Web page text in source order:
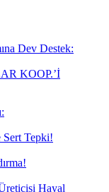
Dev Destek:
KOOP.’İ
Sert Tepki!
Hayal